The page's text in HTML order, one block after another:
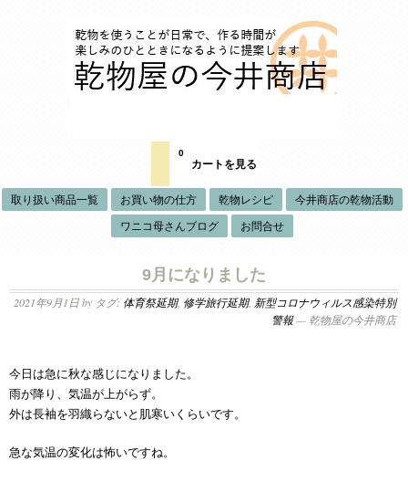
カートを見る
0
取り扱い商品一覧 お買い物の仕方 乾物レシピ 今井商店の乾物活動
ワニコ母さんブログ お問合せ
9月になりました
2021年9月1日by タグ: 体育祭延期, 修学旅行延期, 新型コロナウィルス感染特別
警報— 乾物屋の今井商店
今日は急に秋な感じになりました。
雨が降り、気温が上がらず。
外は長袖を羽織らないと肌寒いくらいです。
急な気温の変化は怖いですね。